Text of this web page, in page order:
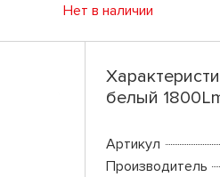
Нет в наличии
белый
Артикул
Производитель